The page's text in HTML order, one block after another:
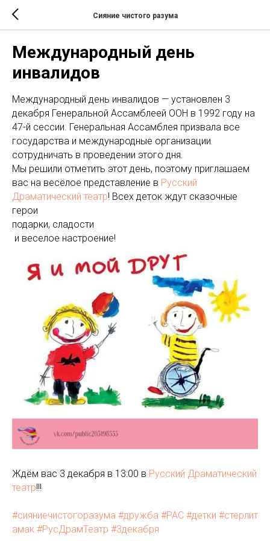
Сияние чистого разума
Международный день
инвалидов
Международный день инвалидов — установлен 3
декабря Генеральной Ассамблеей ООН в 1992 году на
47-й сессии. Генеральная Ассамблея призвала все
государства и международные организации
сотрудничать в проведении этого дня.
Мы решили отметить этот день, поэтому приглашаем
вас на весёлое представление в Русский
Драматический театр! Всех деток ждут сказочные
герои
подарки, сладости
и веселое настроение!
Ждём вас 3 декабря в 13:00 в Русский Драматический
театр!!!
#сияниечистогоразума #дружба #РАС #детки #стерлит
амак #РусДрамТеатр #3декабря